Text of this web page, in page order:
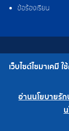
ข้อร้องเรียน
สง
เบ
เว็บไซต์ไซมาเคมี
อ่านนโยบายรั